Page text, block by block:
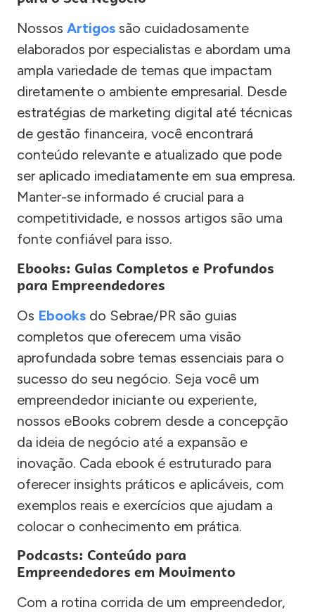
Nossos Artigos são cuidadosamente
elaborados por especialistas e abordam uma
ampla variedade de temas que impactam
diretamente o ambiente empresarial. Desde
estratégias de marketing digital até técnicas
de gestão financeira, você encontrará
conteúdo relevante e atualizado que pode
ser aplicado imediatamente em sua empresa.
Manter-se informado é crucial para a
competitividade, e nossos artigos são uma
fonte confiável para isso.
Ebooks: Guias Completos e Profundos
para Empreendedores
Os Ebooks do Sebrae/PR são guias
completos que oferecem uma visão
aprofundada sobre temas essenciais para o
sucesso do seu negócio. Seja você um
empreendedor iniciante ou experiente,
nossos eBooks cobrem desde a concepção
da ideia de negócio até a expansão e
inovação. Cada ebook é estruturado para
oferecer insights práticos e aplicáveis, com
exemplos reais e exercícios que ajudam a
colocar o conhecimento em prática.
Podcasts: Conteúdo para
Empreendedores em Movimento
Com a rotina corrida de um empreendedor,